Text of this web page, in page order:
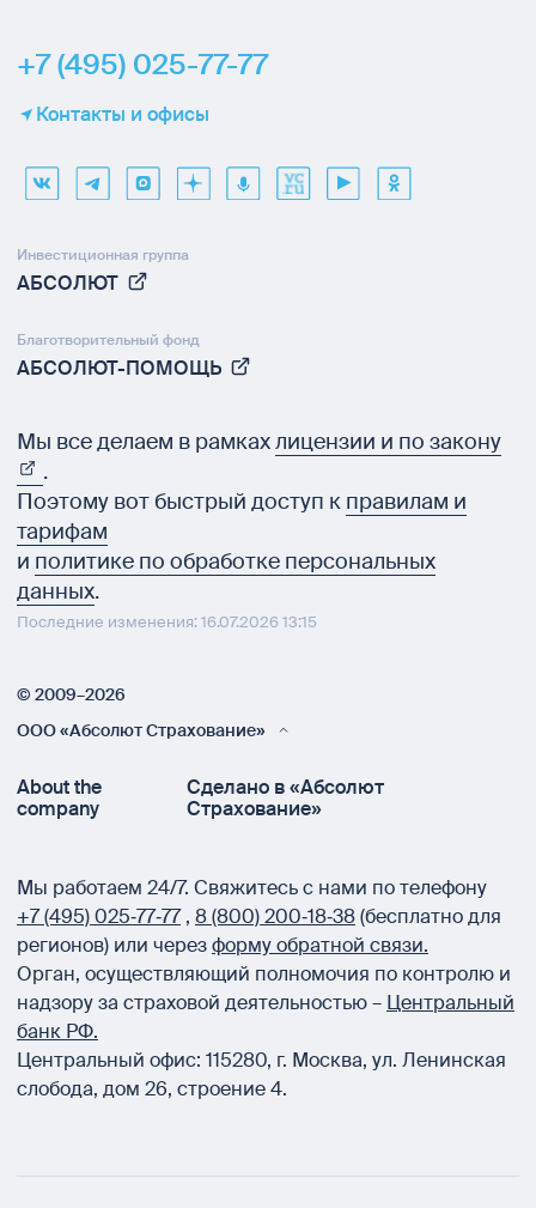
+7 (495) 025-77-77
Контакты и офисы
Инвестиционная группа
АБСОЛЮТ
Благотворительный фонд
АБСОЛЮТ-ПОМОЩЬ
Мы все делаем в рамкахлицензии и по закону
.
Поэтому вот быстрый доступ к правилам и
тарифам
и политике по обработке персональных
данных.
Последние изменения: 16.07.2026 13:15
© 2009–2026
ООО «Абсолют Страхование»
About the
company
Сделано в «Абсолют
Страхование»
Мы работаем 24/7. Свяжитесь с нами по телефону
+7 (495) 025‑77‑77 , 8 (800) 200‑18‑38(бесплатно для
регионов) или черезформу обратной связи.
Орган, осуществляющий полномочия по контролю и
надзору за страховой деятельностью – Центральный
банк РФ.
Центральный офис: 115280, г. Москва, ул. Ленинская
слобода, дом 26, строение 4.